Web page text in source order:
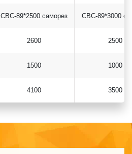
СВС-89*2500 саморез
2600
1500
4100
СВС-89*3000
2500
1000
3500